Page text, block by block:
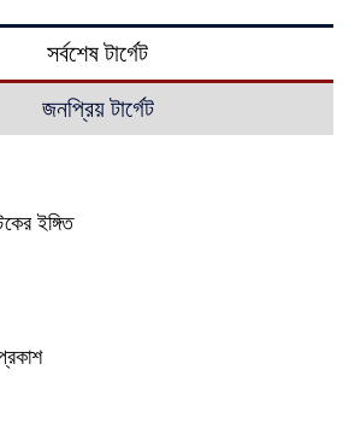
সর্বশেষ টার্গেট
জনপ্রিয় টার্গেট
ইঙ্গিত